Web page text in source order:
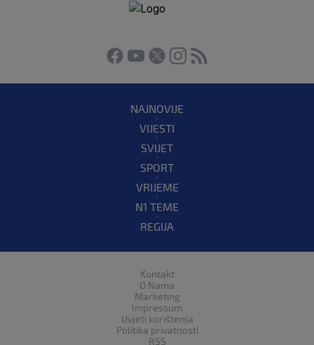
NAJNOVIJE
VIJESTI
SVIJET
SPORT
VRIJEME
N1 TEME
REGIJA
Kontakt
O Nama
Marketing
Impressum
Uvjeti korištenja
Politika privatnosti
RSS